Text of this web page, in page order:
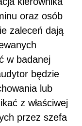
oraz osób
zaleceń dają
w badanej
będzie
lub
z właściwej
przez szefa